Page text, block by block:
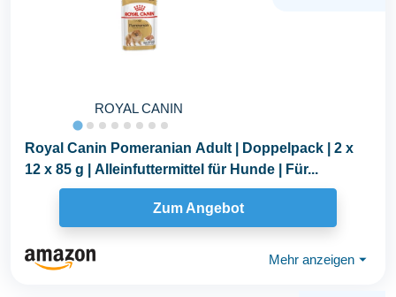
ROYAL CANIN
Royal Canin Pomeranian Adult | Doppelpack | 2 x
12 x 85 g | Alleinfuttermittel für Hunde | Für...
Zum Angebot
Mehr anzeigen ⏷